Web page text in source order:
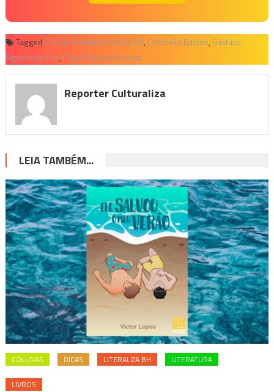
Tagged Circuito Instituto Unimed-BH, Cristóvão Bastos, Gustavo
Figueiredo Trio, Praça Floriano Peixoto
Reporter Culturaliza
LEIA TAMBÉM...
COLUNAS DICAS LITERALIZA BH LITERATURA
LIVROS